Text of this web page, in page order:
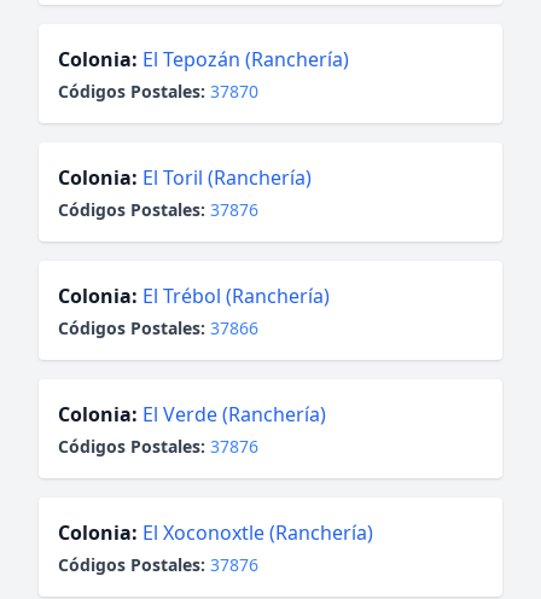
Colonia: El Tepozán (Ranchería)
Códigos Postales: 37870
Colonia: El Toril (Ranchería)
Códigos Postales: 37876
Colonia: El Trébol (Ranchería)
Códigos Postales: 37866
Colonia: El Verde (Ranchería)
Códigos Postales: 37876
Colonia: El Xoconoxtle (Ranchería)
Códigos Postales: 37876